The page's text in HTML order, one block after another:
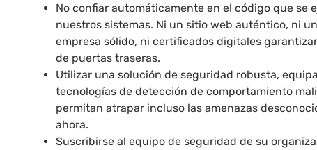
No confiar automáticamente en el código que se
nuestros sistemas. Ni un sitio web auténtico, ni
empresa sólido, ni certificados digitales
de puertas traseras.
Utilizar una solución de seguridad robusta,
tecnologías de detección de comportamiento
permitan atrapar incluso las amenazas
ahora.
Suscribirse al equipo de seguridad de su